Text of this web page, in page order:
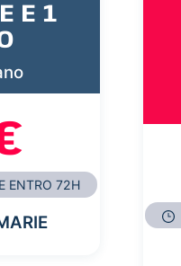
E 1
ENTRO 72H